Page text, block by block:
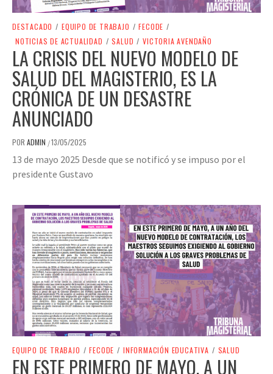
DESTACADO / EQUIPO DE TRABAJO / FECODE /
NOTICIAS DE ACTUALIDAD / SALUD / VICTORIA AVENDAÑO
LA CRISIS DEL NUEVO MODELO DE
SALUD DEL MAGISTERIO, ES LA
CRÓNICA DE UN DESASTRE
ANUNCIADO
POR ADMIN /13/05/2025
13 de mayo 2025 Desde que se notificó y se impuso por el
presidente Gustavo
EQUIPO DE TRABAJO / FECODE / INFORMACIÓN EDUCATIVA / SALUD
EN ESTE PRIMERO DE MAYO, A UN